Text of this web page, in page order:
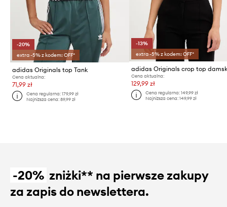
-20%
extra -5% z kodem: OFF*
adidas Originals top Tank
Cena aktualna:
71,99 zł
Cena regularna:179,99 zł
Najniższa cena:89,99 zł
-13%
extra -5% z kodem: OFF*
Cena aktualna:
129,99 zł
Cena regularna: 149,99 zł
Najniższa cena: 149,99 zł
-20% zniżki** na pierwsze zakupy
za zapis do newslettera.